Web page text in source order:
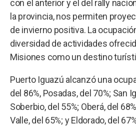
con el anterior y el del rally
la provincia, nos permiten
de invierno positiva. La
diversidad de actividades
Misiones como un destino
Puerto Iguazú alcanzó una
del 86%, Posadas, del 70%; San
Soberbio, del 55%; Oberá, del
Valle, del 65%; y Eldorado, del